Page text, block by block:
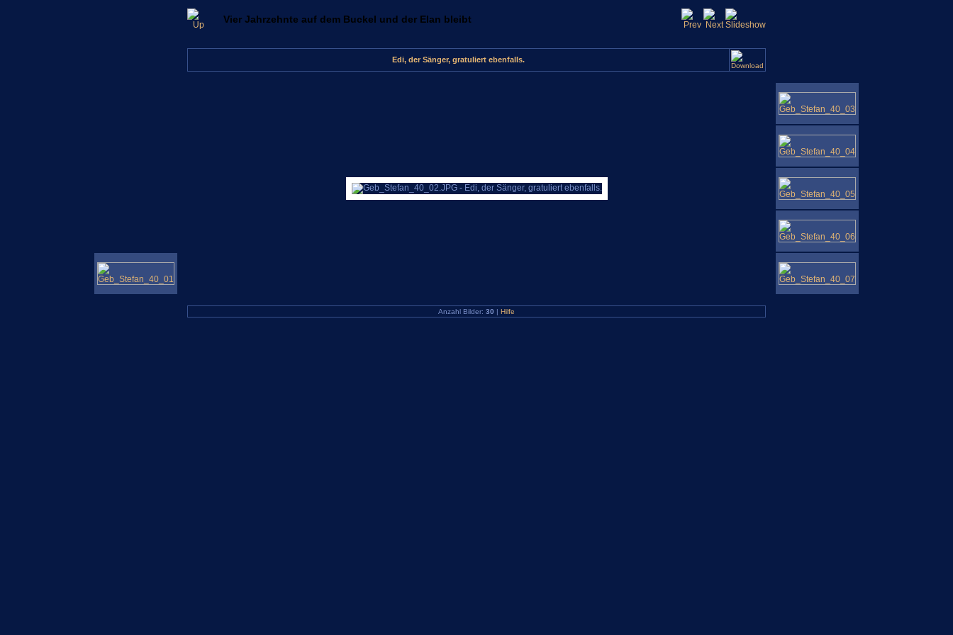
Vier Jahrzehnte auf dem Buckel und der Elan bleibt
Edi, der Sänger, gratuliert ebenfalls.
Anzahl Bilder: 30 | Hilfe